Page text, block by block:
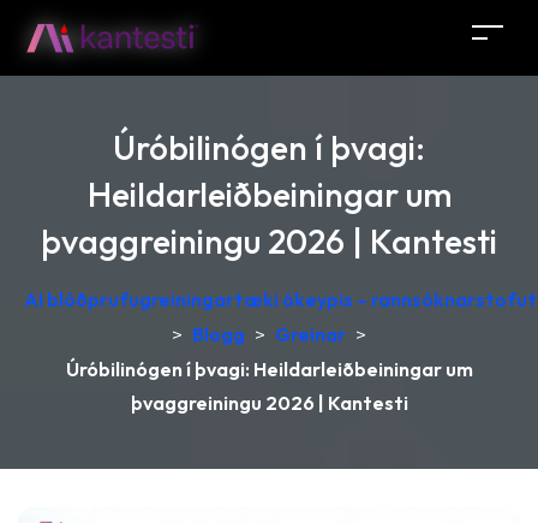
Úróbilinógen í þvagi:
Heildarleiðbeiningar um
þvaggreiningu 2026 | Kantesti
AI blóðprufugreiningartæki ókeypis –
> Blogg > Greinar >
Úróbilinógen í þvagi: Heildarleiðbeiningar um
þvaggreiningu 2026 | Kantesti